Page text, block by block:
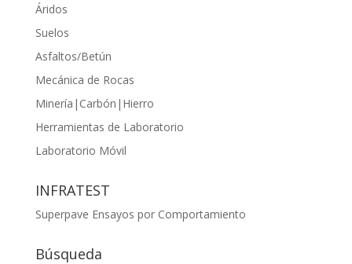
Áridos
Suelos
Asfaltos/Betún
Mecánica de Rocas
Minería|Carbón|Hierro
Herramientas de Laboratorio
Laboratorio Móvil
INFRATEST
Superpave Ensayos por Comportamiento
Búsqueda